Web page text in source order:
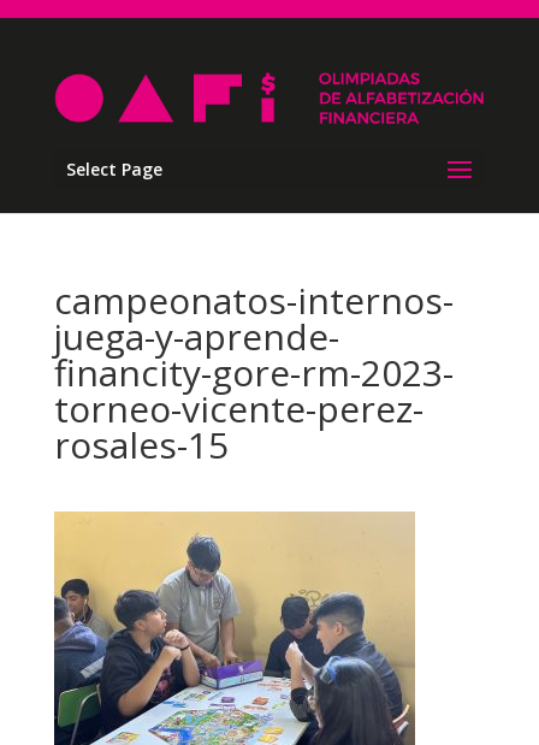
Select Page
campeonatos-internos-
juega-y-aprende-
financity-gore-rm-2023-
torneo-vicente-perez-
rosales-15